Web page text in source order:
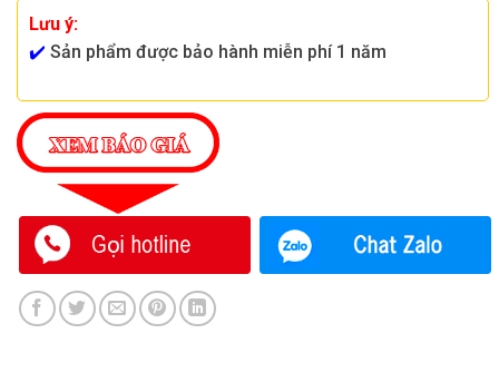
Lưu ý:
✔️ Sản phẩm được bảo hành miễn phí 1 năm